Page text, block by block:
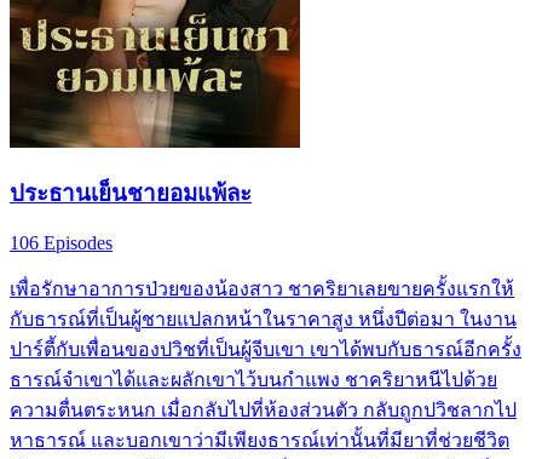
ประธานเย็นชายอมแพ้ละ
106 Episodes
เพื่อรักษาอาการป่วยของน้องสาว ชาคริยาเลยขายครั้งแรกให้
กับธารณ์ที่เป็นผู้ชายแปลกหน้าในราคาสูง หนึ่งปีต่อมา ในงาน
ปาร์ตี้กับเพื่อนของปวิชที่เป็นผู้จีบเขา เขาได้พบกับธารณ์อีกครั้ง
ธารณ์จำเขาได้และผลักเขาไว้บนกำแพง ชาคริยาหนีไปด้วย
ความตื่นตระหนก เมื่อกลับไปที่ห้องส่วนตัว กลับถูกปวิชลากไป
หาธารณ์ และบอกเขาว่ามีเพียงธารณ์เท่านั้นที่มียาที่ช่วยชีวิต